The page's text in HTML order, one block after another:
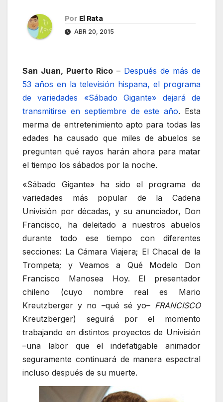
Por El Rata
ABR 20, 2015
San Juan, Puerto Rico – Después de más de
53 años en la televisión hispana, el programa
de variedades «Sábado Gigante» dejará de
transmitirse en septiembre de este año. Esta
merma de entretenimiento apto para todas las
edades ha causado que miles de abuelos se
pregunten qué rayos harán ahora para matar
el tiempo los sábados por la noche.
«Sábado Gigante» ha sido el programa de
variedades más popular de la Cadena
Univisión por décadas, y su anunciador, Don
Francisco, ha deleitado a nuestros abuelos
durante todo ese tiempo con diferentes
secciones: La Cámara Viajera; El Chacal de la
Trompeta; y Veamos a Qué Modelo Don
Francisco Manosea Hoy. El presentador
chileno (cuyo nombre real es Mario
Kreutzberger y no –qué sé yo– FRANCISCO
Kreutzberger) seguirá por el momento
trabajando en distintos proyectos de Univisión
–una labor que el indefatigable animador
seguramente continuará de manera espectral
incluso después de su muerte.